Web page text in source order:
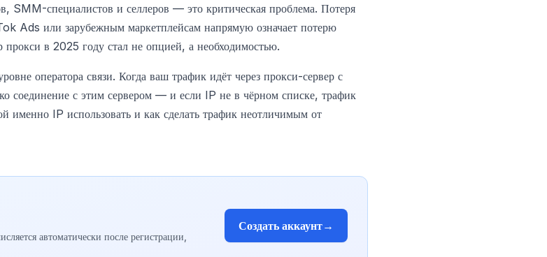
SMM-специалистов и селлеров — это критическая проблема. Потеря
Ads или зарубежным маркетплейсам напрямую означает потерю
в 2025 году стал не опцией, а необходимостью.
оператора связи. Когда ваш трафик идёт через прокси-сервер с
соединение с этим сервером — и если IP не в чёрном списке, трафик
именно IP использовать и как сделать трафик неотличимым от
автоматически после регистрации,
Создать аккаунт→